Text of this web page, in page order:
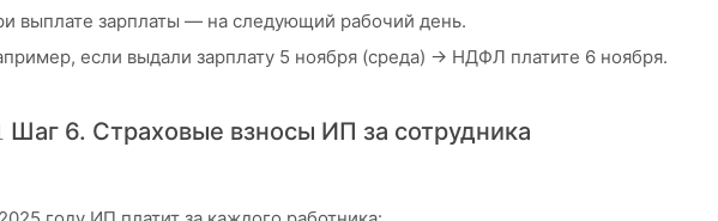
выплате зарплаты — на следующий рабочий день.
если выдали зарплату 5 ноября (среда) → НДФЛ платите 6 ноября.
Шаг 6. Страховые взносы ИП за сотрудника